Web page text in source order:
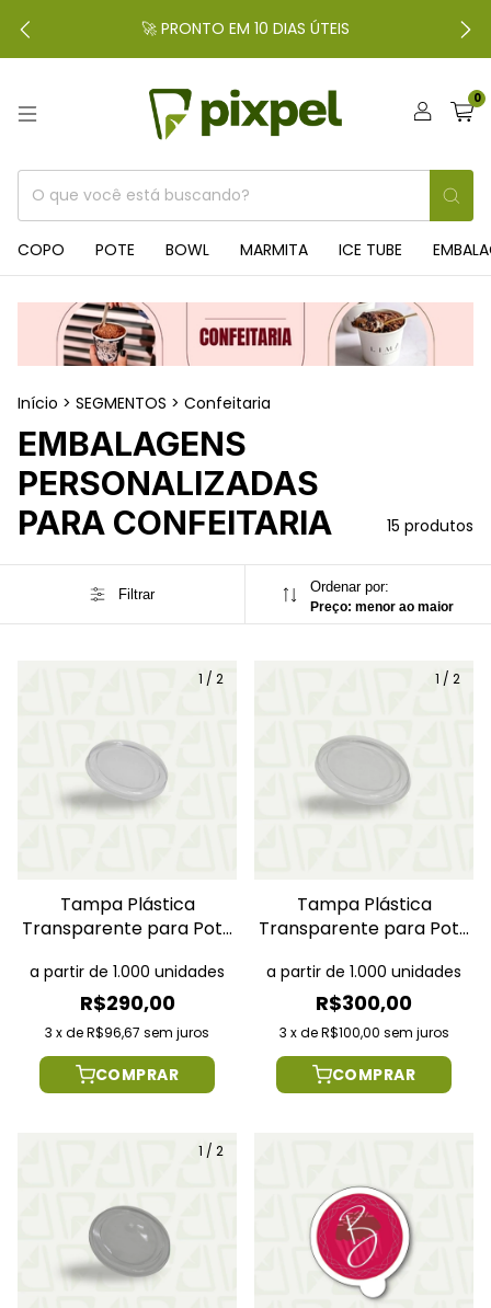
🚀 PRONTO EM 10 DIAS ÚTEIS
0
COPO POTE BOWL MARMITA ICE TUBE
Início > SEGMENTOS > Confeitaria
EMBALAGENS
PERSONALIZADAS
PARA CONFEITARIA
15 produtos
Filtrar Ordenar por:
Preço: menor ao maior
1 / 2
Tampa Plástica
Transparente para Pote
R$290,00
3 xdeR$96,67 sem juros
a partir de 1.000 unidades
COMPRAR
1 / 2
Tampa Plástica
Transparente para Pote
R$300,00
3 xdeR$100,00 sem juros
a partir de 1.000 unidades
COMPRAR
1 / 2